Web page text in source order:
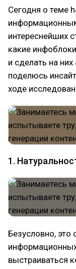
Сегодня о теме
интереснейших
какие
и сделать на
поделюсь
ходе
1.
Безусловно,
выстраиваться